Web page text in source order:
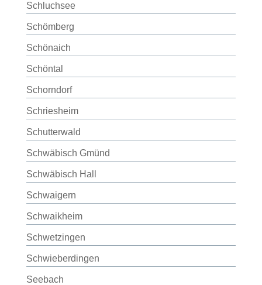
Schluchsee
Schömberg
Schönaich
Schöntal
Schorndorf
Schriesheim
Schutterwald
Schwäbisch Gmünd
Schwäbisch Hall
Schwaigern
Schwaikheim
Schwetzingen
Schwieberdingen
Seebach